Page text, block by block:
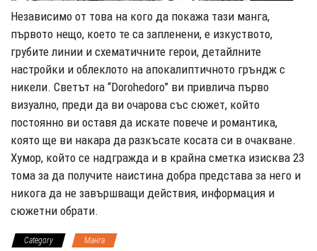
Независимо от това на кого да покажа тази манга,
първото нещо, което те са запленени, е изкуството,
грубите линии и схематичните герои, детайлните
настройки и облеклото на апокалиптичното гръндж с
никели. Светът на “Dorohedoro” ви привлича първо
визуално, преди да ви очарова със сюжет, който
постоянно ви оставя да искате повече и романтика,
която ще ви накара да разкъсате косата си в очакване.
Хумор, който се надгражда и в крайна сметка изисква 23
тома за да получите наистина добра представа за него и
никога да не завършващи действия, информация и
сюжетни обрати.
Category Манга